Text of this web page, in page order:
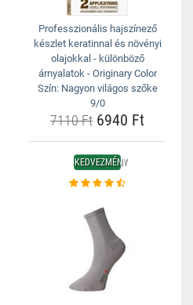
Professzionális hajszínező
készlet keratinnal és növényi
olajokkal - különböző
árnyalatok - Originary Color
Szín: Nagyon világos szőke
9/0
7110 Ft 6940 Ft
KEDVEZMÉNY